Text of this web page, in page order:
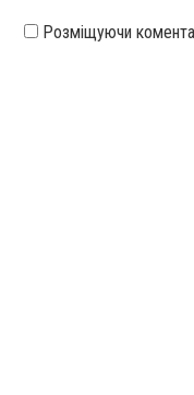
Розміщуючи